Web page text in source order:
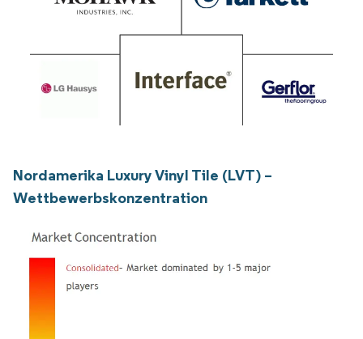
Nordamerika Luxury Vinyl Tile (LVT) –
Wettbewerbskonzentration